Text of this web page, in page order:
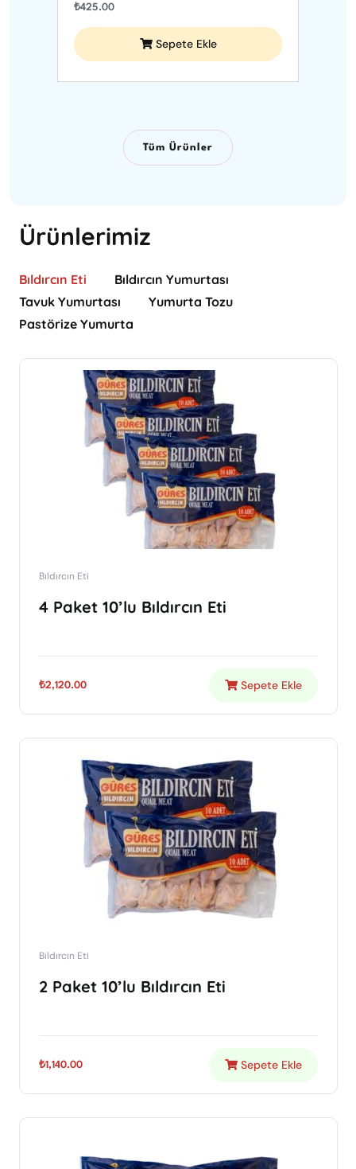
₺425.00
Sepete Ekle
Tüm Ürünler
Ürünlerimiz
Bıldırcın Eti
Bıldırcın Yumurtası
Tavuk Yumurtası
Yumurta Tozu
Pastörize Yumurta
Bıldırcın Eti
4 Paket 10’lu Bıldırcın Eti
₺2,120.00 Sepete Ekle
Bıldırcın Eti
2 Paket 10’lu Bıldırcın Eti
₺1,140.00 Sepete Ekle